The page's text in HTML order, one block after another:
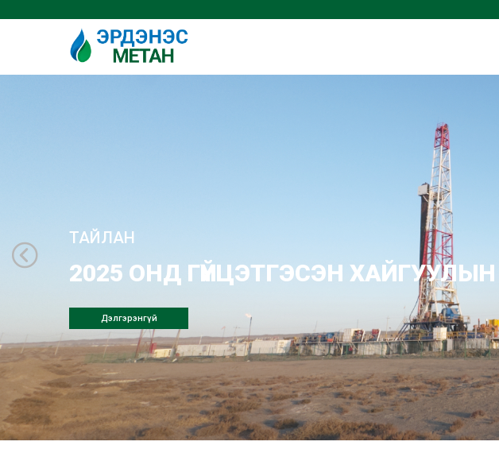
ТАЙЛАН
2025 ОНД ГҮЙЦЭТГЭСЭН
Дэлгэрэнгүй